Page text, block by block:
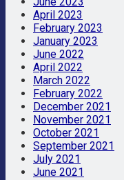
April 2023
February 2023
January 2023
June 2022
April 2022
March 2022
February 2022
December 2021
November 2021
October 2021
September 2021
July 2021
June 2021